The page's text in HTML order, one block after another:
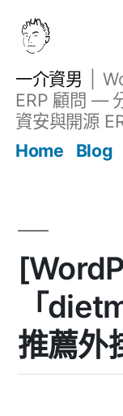
一介資男
ERP 顧問 —
資安與開源
Home
Blog
「
推薦外
文章